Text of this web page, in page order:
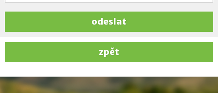
odeslat
zpět